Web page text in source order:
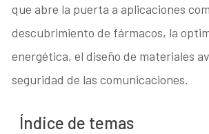
que abre la puerta a aplicaciones
descubrimiento de fármacos, la
energética, el diseño de materiales
seguridad de las comunicaciones.
Índice de temas